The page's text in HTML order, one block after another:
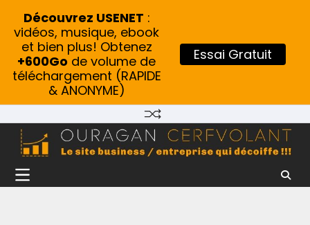
content
Découvrez USENET :
vidéos, musique, ebook
et bien plus! Obtenez
+600Go de volume de
téléchargement (RAPIDE
& ANONYME)
Essai Gratuit